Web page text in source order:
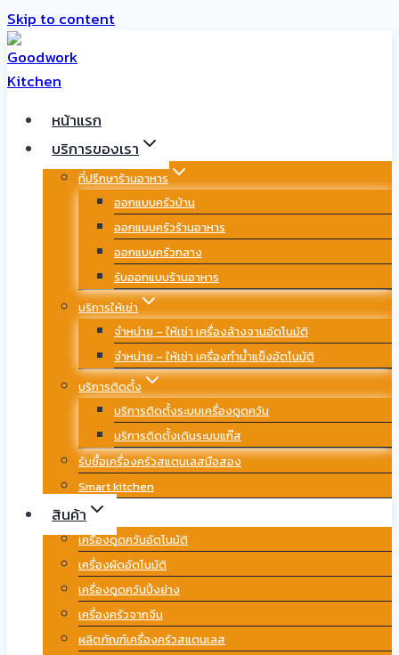
Skip to content
หน้าแรก
บริการของเรา
ที่ปรึกษาร้านอาหาร
ออกแบบครัวบ้าน
ออกแบบครัวร้านอาหาร
ออกแบบครัวกลาง
รับออกแบบร้านอาหาร
บริการให้เช่า
จำหน่าย – ให้เช่า เครื่องล้างจานอัตโนมัติ
จำหน่าย – ให้เช่า เครื่องทำน้ำแข็งอัตโนมัติ
บริการติดตั้ง
บริการติดตั้งระบบเครื่องดูดควัน
บริการติดตั้งเดินระบบแก๊ส
รับซื้อเครื่องครัวสแตนเลสมือสอง
Smart kitchen
สินค้า
เครื่องดูดควันอัตโนมัติ
เครื่องผัดอัตโนมัติ
เครื่องดูดควันปิ้งย่าง
เครื่องครัวจากจีน
ผลิตภัณฑ์เครื่องครัวสแตนเลส